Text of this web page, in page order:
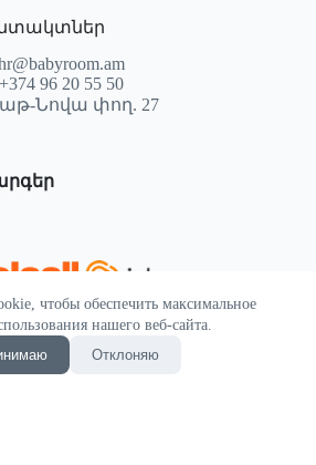
чтобы обеспечить максимальное
нашего веб-сайта.
Отклоняю
+374 96 20 55 50
Նովա փող. 27
by SEKTIF